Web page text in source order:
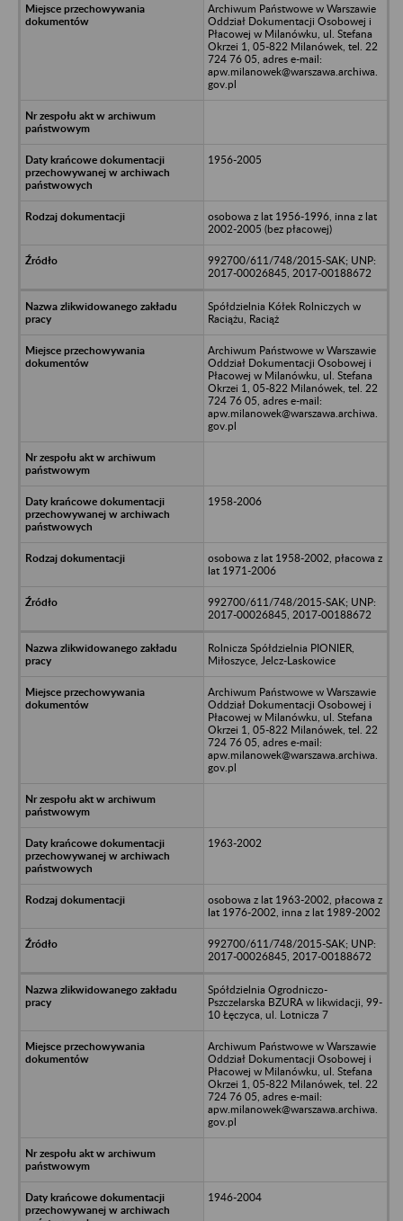
Archiwum Państwowe w Warszawie
Oddział Dokumentacji Osobowej i
Płacowej w Milanówku, ul. Stefana
Okrzei 1, 05-822 Milanówek, tel. 22
724 76 05, adres e-mail:
apw.milanowek@warszawa.archiwa.
gov.pl
1956-2005
osobowa z lat 1956-1996, inna z lat
2002-2005 (bez płacowej)
992700/611/748/2015-SAK; UNP:
2017-00026845, 2017-00188672
Spółdzielnia Kółek Rolniczych w
Raciążu, Raciąż
Archiwum Państwowe w Warszawie
Oddział Dokumentacji Osobowej i
Płacowej w Milanówku, ul. Stefana
Okrzei 1, 05-822 Milanówek, tel. 22
724 76 05, adres e-mail:
apw.milanowek@warszawa.archiwa.
gov.pl
1958-2006
osobowa z lat 1958-2002, płacowa z
lat 1971-2006
992700/611/748/2015-SAK; UNP:
2017-00026845, 2017-00188672
Rolnicza Spółdzielnia PIONIER,
Miłoszyce, Jelcz-Laskowice
Archiwum Państwowe w Warszawie
Oddział Dokumentacji Osobowej i
Płacowej w Milanówku, ul. Stefana
Okrzei 1, 05-822 Milanówek, tel. 22
724 76 05, adres e-mail:
apw.milanowek@warszawa.archiwa.
gov.pl
1963-2002
osobowa z lat 1963-2002, płacowa z
lat 1976-2002, inna z lat 1989-2002
992700/611/748/2015-SAK; UNP:
2017-00026845, 2017-00188672
Spółdzielnia Ogrodniczo-
Pszczelarska BZURA w likwidacji, 99-
10 Łęczyca, ul. Lotnicza 7
Archiwum Państwowe w Warszawie
Oddział Dokumentacji Osobowej i
Płacowej w Milanówku, ul. Stefana
Okrzei 1, 05-822 Milanówek, tel. 22
724 76 05, adres e-mail:
apw.milanowek@warszawa.archiwa.
gov.pl
1946-2004